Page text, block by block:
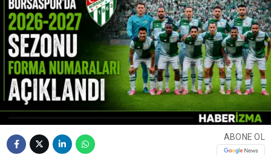
ABONE OL